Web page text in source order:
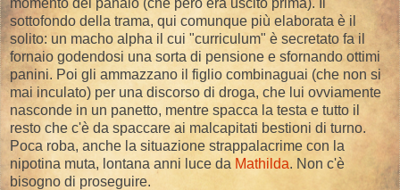
sottofondo della trama, qui comunque più elaborata è il
solito: un macho alpha il cui "curriculum" è secretato fa il
fornaio godendosi una sorta di pensione e sfornando ottimi
panini. Poi gli ammazzano il figlio combinaguai (che non si
mai inculato) per una discorso di droga, che lui ovviamente
nasconde in un panetto, mentre spacca la testa e tutto il
resto che c'è da spaccare ai malcapitati bestioni di turno.
Poca roba, anche la situazione strappalacrime con la
nipotina muta, lontana anni luce da Mathilda. Non c'è
bisogno di proseguire.